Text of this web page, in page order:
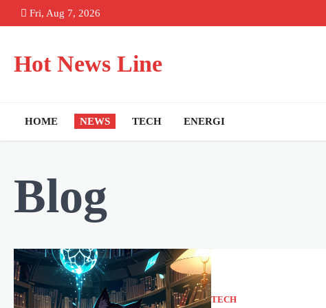
to
Fri, Aug 7, 2026
Hot News Line
HOME NEWS TECH ENERGI
Blog
TECH